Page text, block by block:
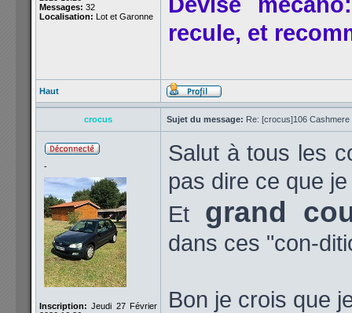
Messages: 32
Localisation: Lot et Garonne
recule, et
Haut
crocus Sujet du message: Re: [crocus]106
-
Inscription: Jeudi 27 Février
Salut à tous les
pas dire ce que
Et grand
dans ces "con-
Bon je crois que